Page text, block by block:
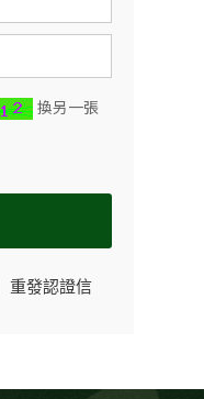
換另一張
重發認證信